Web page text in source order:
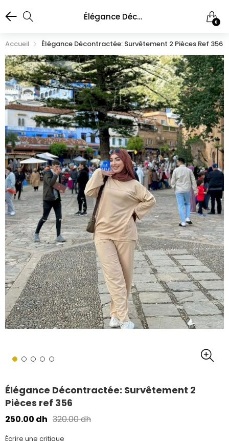
Élégance Décontractée: Survêtement 2 Pièces ref 356 0
Accueil Élégance Décontractée: Survêtement 2 Pièces Ref 356
Élégance Décontractée: Survêtement 2
Pièces ref 356
250.00 dh 320.00 dh
Écrire une critique